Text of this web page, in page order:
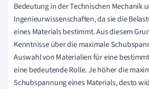
Bedeutung in der Technischen Mechanik
Ingenieurwissenschaften, da sie die
eines Materials bestimmt. Aus diesem
Kenntnisse über die maximale
Auswahl von Materialien für eine
eine bedeutende Rolle. Je höher die
Schubspannung eines Materials, desto